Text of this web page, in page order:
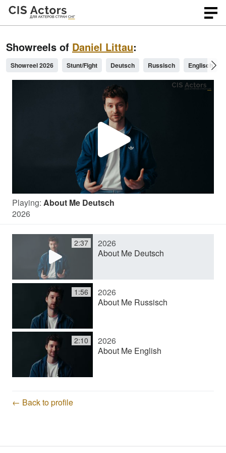
Showreels of Daniel Littau:
Showreel 2026 Stunt/Fight Deutsch Russisch Englisch
P
l
y
V
i
d
o
Playing: About Me Deutsch
2026
2:37
2026
About Me Deutsch
1:56
2026
About Me Russisch
2:10
2026
About Me English
← Back to profile